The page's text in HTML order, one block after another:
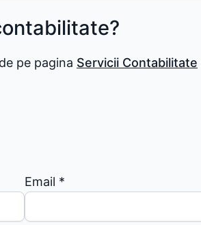
pe pagina Servicii Contabilitate
Email *